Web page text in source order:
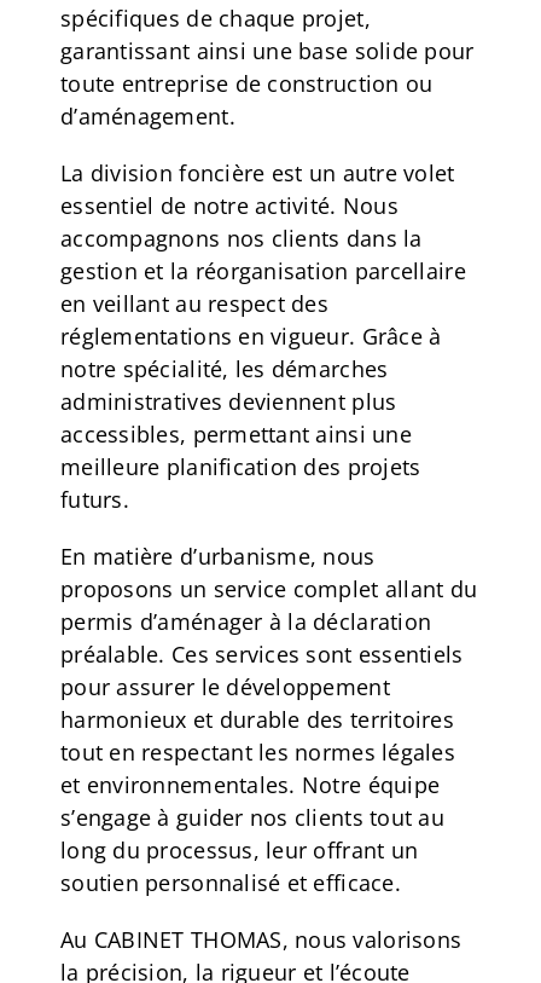
spécifiques de chaque projet,
garantissant ainsi une base solide pour
toute entreprise de construction ou
d’aménagement.
La division foncière est un autre volet
essentiel de notre activité. Nous
accompagnons nos clients dans la
gestion et la réorganisation parcellaire
en veillant au respect des
réglementations en vigueur. Grâce à
notre spécialité, les démarches
administratives deviennent plus
accessibles, permettant ainsi une
meilleure planification des projets
futurs.
En matière d’urbanisme, nous
proposons un service complet allant du
permis d’aménager à la déclaration
préalable. Ces services sont essentiels
pour assurer le développement
harmonieux et durable des territoires
tout en respectant les normes légales
et environnementales. Notre équipe
s’engage à guider nos clients tout au
long du processus, leur offrant un
soutien personnalisé et efficace.
Au CABINET THOMAS, nous valorisons
la précision, la rigueur et l’écoute